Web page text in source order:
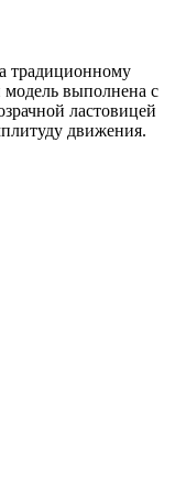
традиционному
выполнена с
ластовицей
движения.